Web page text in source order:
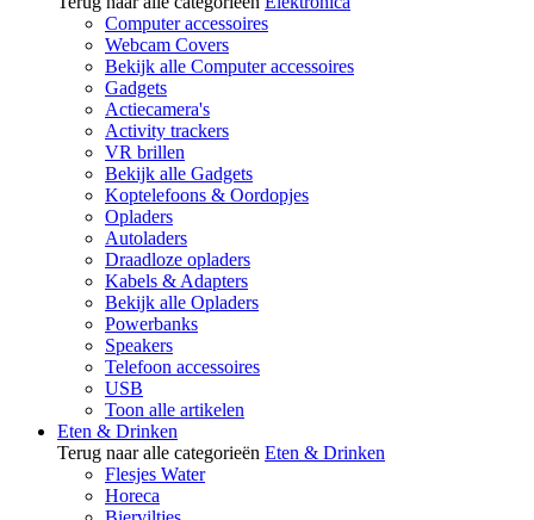
Computer accessoires
Webcam Covers
Bekijk alle Computer accessoires
Gadgets
Actiecamera's
Activity trackers
VR brillen
Bekijk alle Gadgets
Koptelefoons & Oordopjes
Opladers
Autoladers
Draadloze opladers
Kabels & Adapters
Bekijk alle Opladers
Powerbanks
Speakers
Telefoon accessoires
USB
Toon alle artikelen
Eten & Drinken
Terug naar alle categorieën Eten & Drinken
Flesjes Water
Horeca